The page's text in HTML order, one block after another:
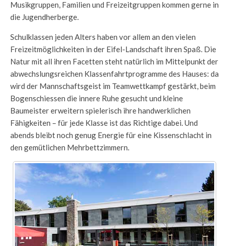
Musikgruppen, Familien und Freizeitgruppen kommen gerne in
die Jugendherberge.
Schulklassen jeden Alters haben vor allem an den vielen
Freizeitmöglichkeiten in der Eifel-Landschaft ihren Spaß. Die
Natur mit all ihren Facetten steht natürlich im Mittelpunkt der
abwechslungsreichen Klassenfahrtprogramme des Hauses: da
wird der Mannschaftsgeist im Teamwettkampf gestärkt, beim
Bogenschiessen die innere Ruhe gesucht und kleine
Baumeister erweitern spielerisch ihre handwerklichen
Fähigkeiten – für jede Klasse ist das Richtige dabei. Und
abends bleibt noch genug Energie für eine Kissenschlacht in
den gemütlichen Mehrbettzimmern.